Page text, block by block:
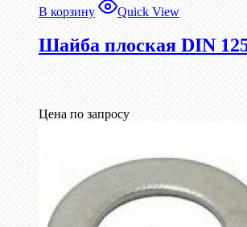
В корзину Quick View
Шайба плоская DIN
Цена по запросу